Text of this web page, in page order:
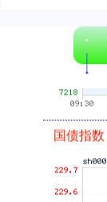
国债指数